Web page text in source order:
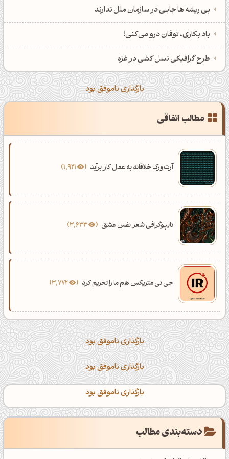
بی ریشه ها جایی در سازمان ملل ندارند
باد بکاری، توفان درو می‌کنی!
طرح گرافیکی نسل کشی در غزه
بارگذاری ناموفق بود
مطالب اتفاقی
آرت‌ورک خلاقانه به عمل کار برآید
تایپوگرافی شعر نفس عشق 3,633
جی تی متریکس هم ما را تحریم کرد 3,772
بارگذاری ناموفق بود
بارگذاری ناموفق بود
بارگذاری ناموفق بود
دسته‌بندی مطالب